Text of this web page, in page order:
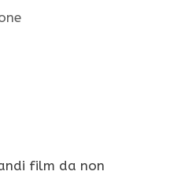
film da non